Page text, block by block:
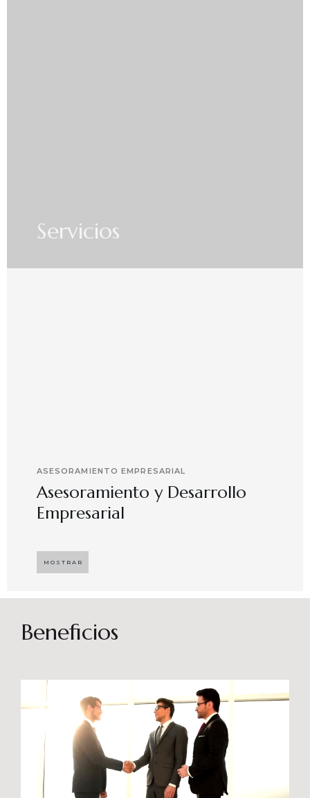
Servicios
ASESORAMIENTO EMPRESARIAL
Asesoramiento y Desarrollo
Empresarial
desarrollar el compromiso y motivación en el
capital humano en ambientes de trabajo más
sostenibles en el tiempo. Brindando soporte
especializado en proyectos integrales que
potencien su crecimiento en los niveles
esperados combinando una serie de buenas
prácticas y diversas metodologías.
MOSTRAR
Beneficios